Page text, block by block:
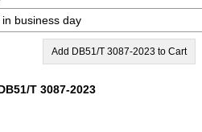
business day
Add DB51/T 3087-2023 to Cart
T 3087-2023